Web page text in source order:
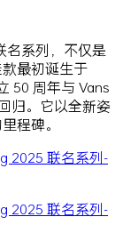
名系列，不仅是
最初诞生于
50 周年与 Vans
归。它以全新姿
程碑。